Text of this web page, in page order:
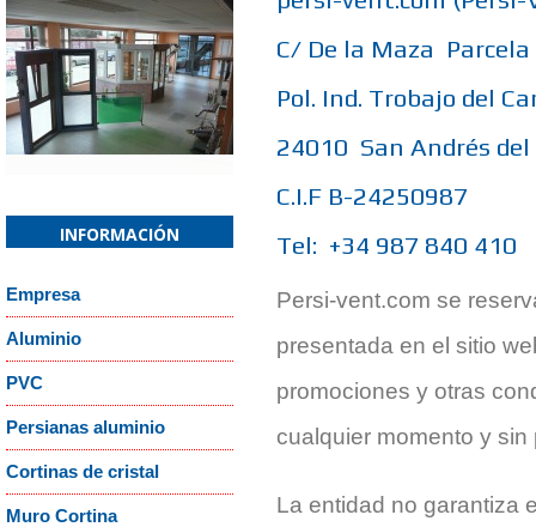
INFORMACIÓN
Empresa
Aluminio
PVC
Persianas aluminio
Cortinas de cristal
Muro Cortina
C/ De la Maza
Pol. Ind. Trobajo del
24010 San Andrés
C.I.F B-24250987
Tel: +34 987 840 410
Persi-vent.com se
presentada en el sitio
promociones y otras
cualquier momento y sin
La entidad no garantiza
¿Recordar contraseña? ¿Recordar
orCancelar